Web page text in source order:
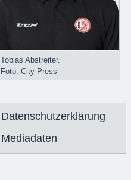
Tobias Abstreiter.
Foto: City-Press
Datenschutzerklärung
Mediadaten